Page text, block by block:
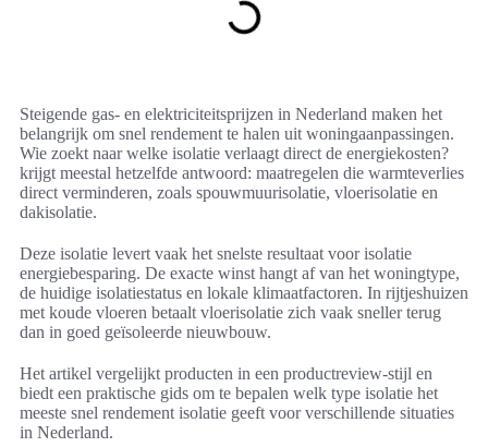
Steigende gas- en elektriciteitsprijzen in Nederland maken het
belangrijk om snel rendement te halen uit woningaanpassingen.
Wie zoekt naar welke isolatie verlaagt direct de energiekosten?
krijgt meestal hetzelfde antwoord: maatregelen die warmteverlies
direct verminderen, zoals spouwmuurisolatie, vloerisolatie en
dakisolatie.
Deze isolatie levert vaak het snelste resultaat voor isolatie
energiebesparing. De exacte winst hangt af van het woningtype,
de huidige isolatiestatus en lokale klimaatfactoren. In rijtjeshuizen
met koude vloeren betaalt vloerisolatie zich vaak sneller terug
dan in goed geïsoleerde nieuwbouw.
Het artikel vergelijkt producten in een productreview-stijl en
biedt een praktische gids om te bepalen welk type isolatie het
meeste snel rendement isolatie geeft voor verschillende situaties
in Nederland.